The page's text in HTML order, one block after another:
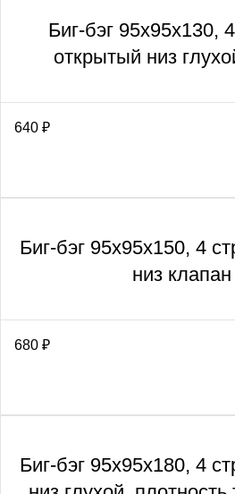
Биг-бэг 95х95х130,
открытый низ
640 ₽
Биг-бэг 95х95х150, 4
низ
680 ₽
Биг-бэг 95х95х180, 4